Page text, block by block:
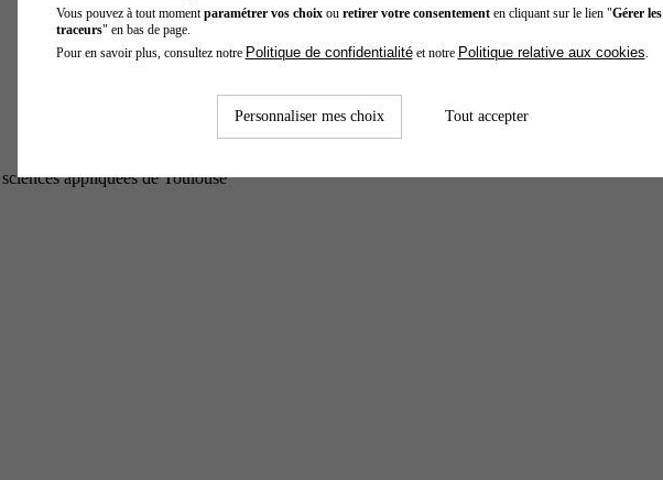
appliquées de Toulouse
Vous pouvez à tout moment paramétrer vos choixou retirer votre consentementen cliquant sur le lien "Gérer les
traceurs" en bas de page.
Pour en savoir plus, consultez notre Politique de confidentialitéet notre Politique relative aux cookies
Personnaliser mes choix Tout accepter